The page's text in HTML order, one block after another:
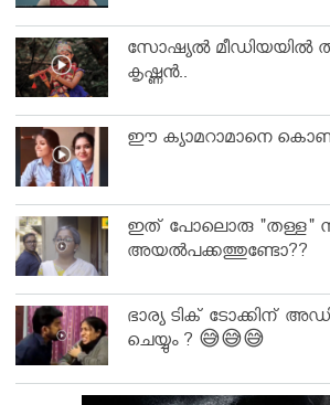
സോഷ്യൽ മീഡിയയിൽ
കൃഷ്ണൻ..
ഈ ക്യാമറാമാനെ
ഇത് പോലൊരു "തള്ള"
അയല്‍പക്കത്തുണ്ടോ??
ഭാര്യ ടിക് ടോക്കിന്
ചെയ്യും ? 😅😅😅